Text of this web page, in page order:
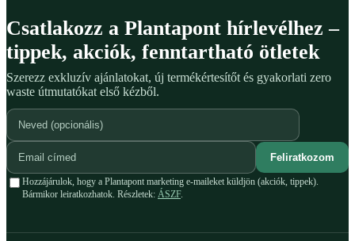
Csatlakozz a Plantapont hírlevélhez –
tippek, akciók, fenntartható ötletek
Szerezz exkluzív ajánlatokat, új termékértesítőt és gyakorlati zero
waste útmutatókat első kézből.
Feliratkozom
Hozzájárulok, hogy a Plantapont marketing e-maileket küldjön (akciók, tippek).
Bármikor leiratkozhatok. Részletek: ÁSZF.